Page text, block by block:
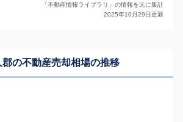
「不動産情報ライブラリ」の情報を元に集計
2025年10月29日更新
郡の不動産売却相場の推移